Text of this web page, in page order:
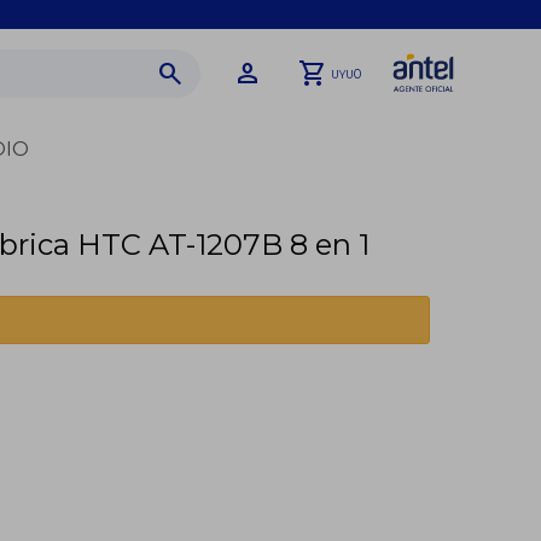
UYU0
HTC AT-1207B 8 en 1